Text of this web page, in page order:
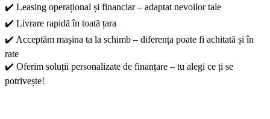
✔️ Leasing operațional și financiar – adaptat nevoilor tale
✔️ Livrare rapidă în toată țara
✔️ Acceptăm mașina ta la schimb – diferența poate fi achitată și în
rate
✔️ Oferim soluții personalizate de finanțare – tu alegi ce ți se
potrivește!